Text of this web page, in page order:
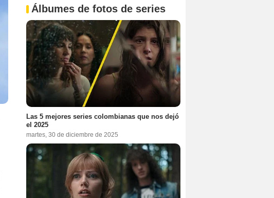
Álbumes de fotos de series
Las 5 mejores series colombianas que nos dejó
el 2025
martes, 30 de diciembre de 2025